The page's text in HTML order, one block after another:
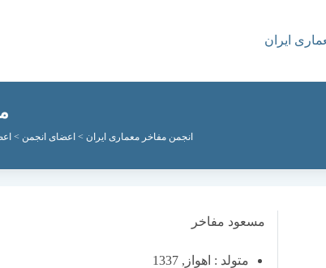
انجمن مفاخر معماری ایران > اعضای انجمن >
مسعود مفاخر
متولد : اهواز, 1337